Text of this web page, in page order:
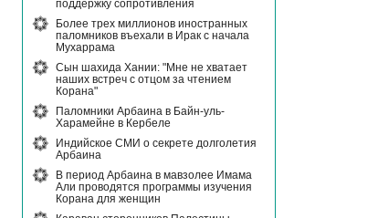
поддержку сопротивления
Более трех миллионов иностранных
паломников въехали в Ирак с начала
Мухаррама
Сын шахида Хании: "Мне не хватает
наших встреч с отцом за чтением
Корана"
Паломники Арбаина в Байн-уль-
Харамейне в Кербеле
Индийское СМИ о секрете долголетия
Арбаина
В период Арбаина в мавзолее Имама
Али проводятся программы изучения
Корана для женщин